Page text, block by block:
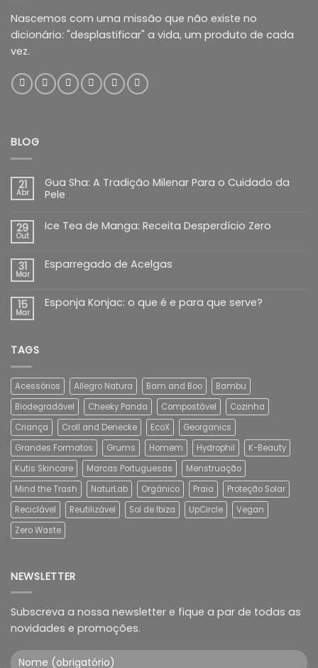
Nascemos com uma missão que não existe no
dicionário: "desplastificar" a vida, um produto de cada
vez.
BLOG
21
Abr
Gua Sha: A Tradição Milenar Para o Cuidado da
Pele
29
Out
Ice Tea de Manga: Receita Desperdício Zero
31
Mar
Esparregado de Acelgas
15
Mar
Esponja Konjac: o que é e para que serve?
TAGS
Acessórios Allegro Natura Bam and Boo
Bambu
Biodegradável
Cheeky Panda Compostável
Cozinha
Criança
Croll and Denecke EcoX
Georganics
Grandes Formatos
Grums Homem Hydrophil
K-Beauty
Kutis Skincare
Marcas Portuguesas
Menstruação
Mind the Trash
NaturLab Orgânico Praia
Proteção Solar
Reciclável
Reutilizável Sol de Ibiza UpCircle
Vegan
Zero Waste
NEWSLETTER
Subscreva a nossa newsletter e fique a par de todas as
novidades e promoções.